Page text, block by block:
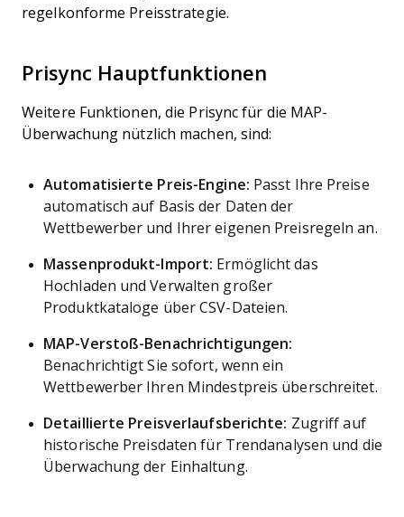
regelkonforme Preisstrategie.
Prisync Hauptfunktionen
Weitere Funktionen, die Prisync für die MAP-
Überwachung nützlich machen, sind:
Automatisierte Preis-Engine: Passt Ihre Preise
automatisch auf Basis der Daten der
Wettbewerber und Ihrer eigenen Preisregeln an.
Massenprodukt-Import: Ermöglicht das
Hochladen und Verwalten großer
Produktkataloge über CSV-Dateien.
MAP-Verstoß-Benachrichtigungen:
Benachrichtigt Sie sofort, wenn ein
Wettbewerber Ihren Mindestpreis überschreitet.
Detaillierte Preisverlaufsberichte: Zugriff auf
historische Preisdaten für Trendanalysen und die
Überwachung der Einhaltung.